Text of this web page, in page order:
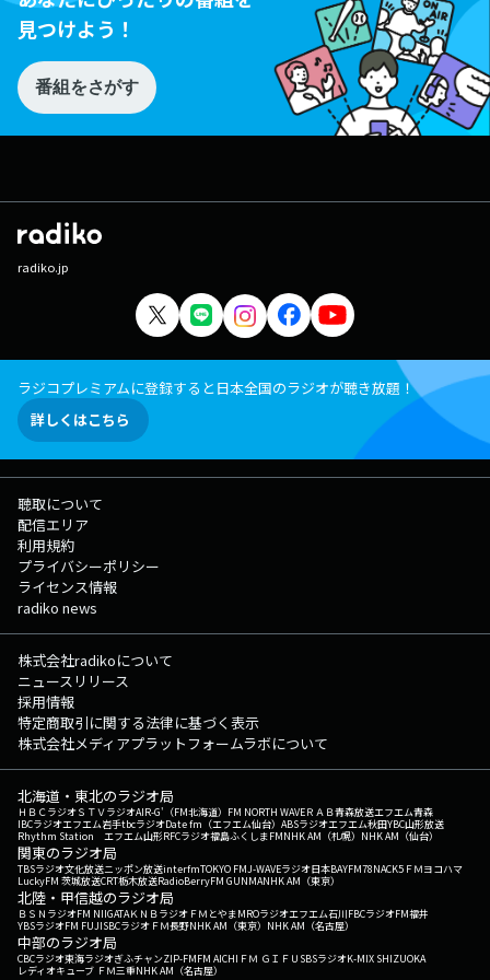
見つけよう！
番組をさがす
radiko.jp
ラジコプレミアムに登録すると日本全国のラジオが聴き放題！
詳しくはこちら
聴取について
配信エリア
利用規約
プライバシーポリシー
ライセンス情報
radiko news
株式会社radikoについて
ニュースリリース
採用情報
特定商取引に関する法律に基づく表示
株式会社メディアプラットフォームラボについて
北海道・東北のラジオ局
ＨＢＣラジオＳＴＶラジオAIR-G'（FM北海道） FM NORTH WAVEＲＡＢ青森放送エフエム青森
IBCラジオエフエム岩手tbcラジオDate fm（エフエム仙台） ABSラジオエフエム秋田YBC山形放送
Rhythm Station エフエム山形RFCラジオ福島ふくしまFMNHK AM（札幌） NHK AM（仙台）
関東のラジオ局
TBSラジオ文化放送ニッポン放送interfmTOKYO FMJ-WAVEラジオ日本BAYFM78NACK5 ＦＭヨコハマ
LuckyFM 茨城放送CRT栃木放送RadioBerryFM GUNMANHK AM（東京）
北陸・甲信越のラジオ局
ＢＳＮラジオFM NIIGATAＫＮＢラジオ ＦＭとやまMROラジオエフエム石川FBCラジオFM福井
YBSラジオFM FUJISBCラジオ ＦＭ長野NHK AM（東京） NHK AM（名古屋）
中部のラジオ局
CBCラジオ東海ラジオぎふチャンZIP-FMFM AICHI ＦＭ ＧＩＦＵ SBSラジオK-MIX SHIZUOKA
レディオキューブ ＦＭ三重NHK AM（名古屋）